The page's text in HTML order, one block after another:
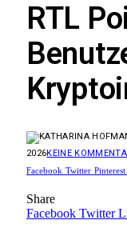
RTL
2026KEINE
Facebook Twitter Pinterest
Share
Facebook Twitter